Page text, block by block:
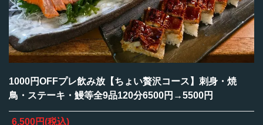
1000円OFFプレ飲み放【ちょい贅沢コース】刺身・焼
鳥・ステーキ・鰻等全9品120分6500円→5500円
6,500円(税込)